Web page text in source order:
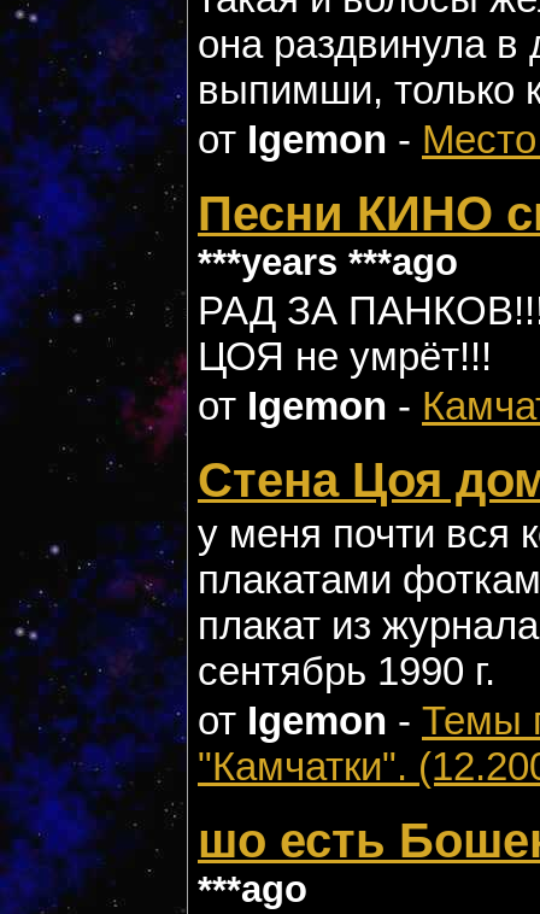
она раздвинула в
выпимши, только
от Igemon -
Песни КИНО
***years ***ago
РАД ЗА ПАНКОВ!!!
ЦОЯ не умрёт!!!
от Igemon -
Стена Цоя
у меня почти вся
плакатами
плакат из
сентябрь 1990 г.
от Igemon - Темы
"Камчатки".
шо есть
***ago